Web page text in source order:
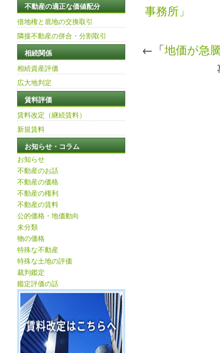
事務所」
←「地価が急
不動産の適正な価値配分
借地権と底地の交換取引
隣接不動産の併合・分割取引
相続関係
相続資産評価
広大地判定
賃料評価
賃料改定（継続賃料）
新規賃料
お知らせ・コラム
お知らせ
不動産のお話
不動産の価格
不動産の権利
不動産の賃料
公的価格・地価動向
未分類
物の価格
特殊な不動産
特殊な土地の評価
裁判鑑定
鑑定評価の話